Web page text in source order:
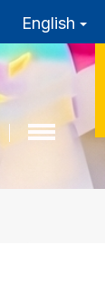
English